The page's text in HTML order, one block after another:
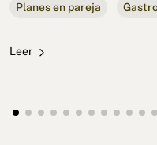
Planes en pareja
Leer